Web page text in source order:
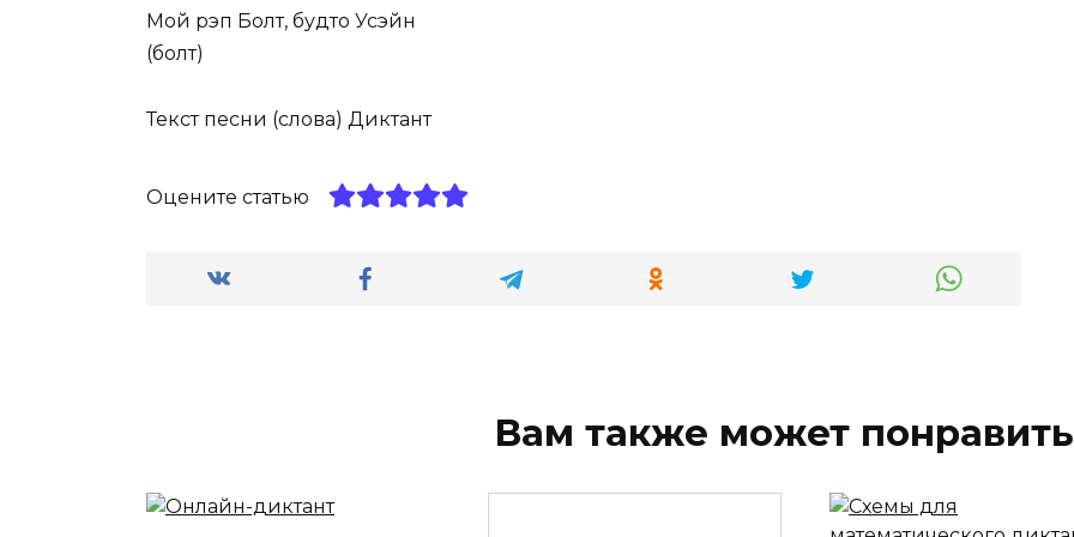
Мой рэп Болт, будто Усэйн
(болт)
Текст песни (слова) Диктант
Оцените статью
Вам также может